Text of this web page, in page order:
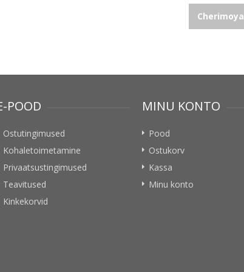
Cherimoya
POOD
Ostutingimused
Kohaletoimetamine
Privaatsustingimused
Teavitused
Kinkekorvid
MINU KONTO
Pood
Ostukorv
Kassa
Minu konto